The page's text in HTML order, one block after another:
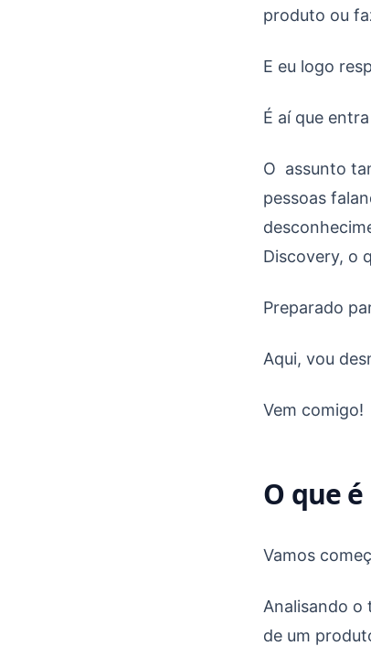
produto ou
E eu logo
É aí que
O assunto
pessoas
Discovery, o
Preparado
Aqui, vou
Vem comigo!
O que
Vamos
Analisando o
de um